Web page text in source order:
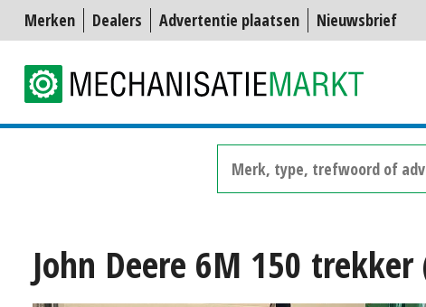
Merken Dealers Advertentie plaatsen Nieuwsbrief
John Deere 6M 150